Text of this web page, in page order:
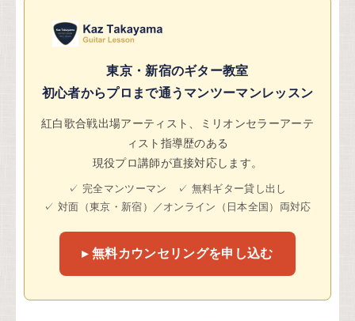
東京・新宿のギター教室
初心者からプロまで通うマンツーマンレッスン
紅白歌合戦出場アーティスト、ミリオンセラーアーテ
ィスト指導歴のある
現役プロ講師が直接対応します。
✓ 完全マンツーマン ✓ 無料ギター貸し出し
✓ 対面（東京・新宿）／オンライン（日本全国）両対応
▸ 無料カウンセリングを申し込む